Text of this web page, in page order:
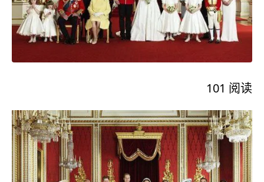
101 阅读